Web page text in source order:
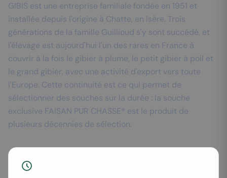
GIBIS est une entreprise familiale fondée en 1951 et
installée depuis l'origine à Chatte, en Isère. Trois
générations de la famille Guillioud s'y sont succédé, et
l'élevage est aujourd'hui l'un des rares en France à
couvrir à la fois le gibier à plume, le petit gibier à poil et
le grand gibier, avec une activité d'export vers toute
l'Europe. Cette continuité est ce qui permet de
sélectionner des souches sur la durée : la souche
exclusive FAISAN PUR CHASSE® est le produit de
plusieurs décennies de sélection.